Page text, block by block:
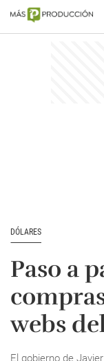
DÓLARES
Paso a
webs
El gobierno de